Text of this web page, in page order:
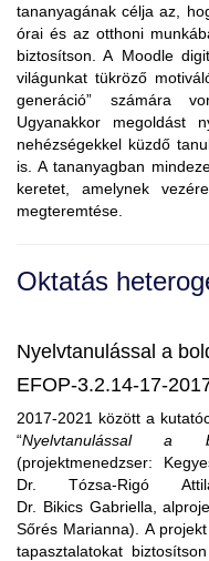
tananyagának célja az,
órai és az otthoni
biztosítson. A Moodle
világunkat tükröző
generáció” számára
Ugyanakkor megoldást
nehézségekkel küzdő
is. A tananyagban
keretet, amelynek
megteremtése.
Oktatás
Nyelvtanulással a
EFOP-3.2.14-17-
2017-2021 között a
“Nyelvtanulással a
(projektmenedzser:
Dr.Tózsa-Rigó
Dr. BikicsGabriella,
Sőrés Marianna). A
tapasztalatokat